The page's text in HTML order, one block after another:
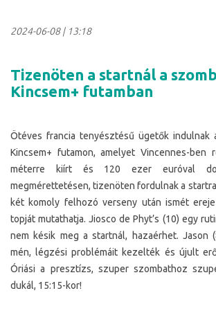
2024-06-08| 13:18
Tizenöten a startnál a
Kincsem+ futamban
Ötéves francia tenyésztésű ügetők indulnak
Kincsem+ futamon, amelyet Vincennes-ben
méterre kiírt és 120 ezer euróval
megmérettetésen, tizenöten fordulnak a
két komoly felhozó verseny után ismét
topját mutathatja. Jiosco de Phyt’s (10) egy
nem késik meg a startnál, hazaérhet. Jason
mén, légzési problémáit kezelték és újult
Óriási a presztízs, szuper szombathoz
dukál, 15:15-kor!